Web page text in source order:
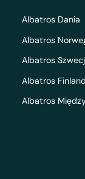
Albatros Dania
Albatros
Albatros
Albatros
Albatros